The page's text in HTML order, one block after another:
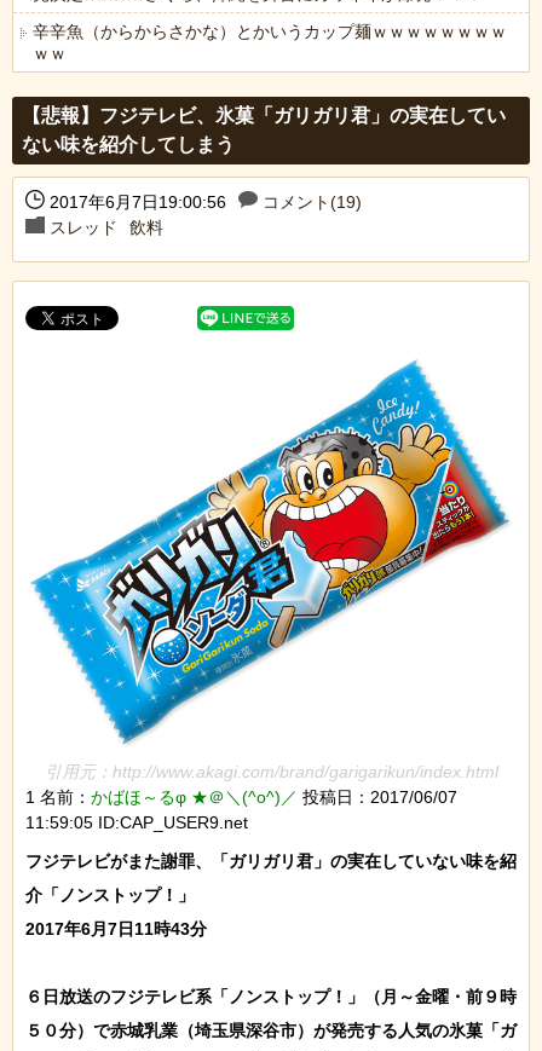
辛辛魚（からからさかな）とかいうカップ麺ｗｗｗｗｗｗｗｗ
ｗｗ
【悲報】フジテレビ、氷菓「ガリガリ君」の実在してい
ない味を紹介してしまう
2017年6月7日19:00:56
コメント(19)
スレッド
飲料
引用元：http://www.akagi.com/brand/garigarikun/index.html
1 名前： かばほ～るφ ★＠＼(^o^)／ 投稿日：2017/06/07
11:59:05 ID:CAP_USER9.net
フジテレビがまた謝罪、「ガリガリ君」の実在していない味を紹
介「ノンストップ！」
2017年6月7日11時43分
６日放送のフジテレビ系「ノンストップ！」（月～金曜・前９時
５０分）で赤城乳業（埼玉県深谷市）が発売する人気の氷菓「ガ